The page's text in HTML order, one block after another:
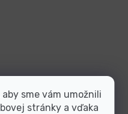
sme vám umožnili
stránky a vďaka